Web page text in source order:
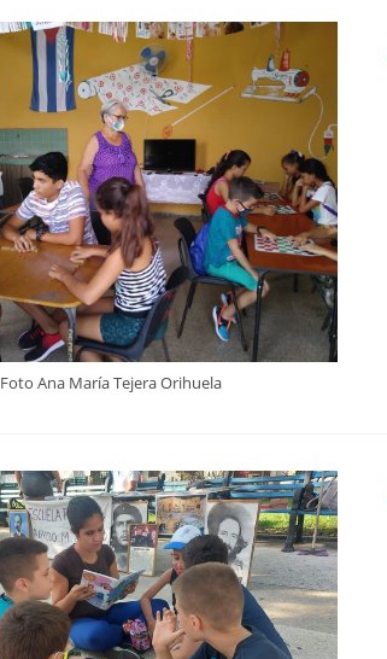
Foto Ana María Tejera Orihuela